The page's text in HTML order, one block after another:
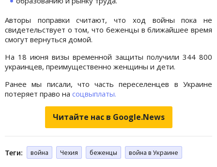
Авторы поправки считают, что ход войны пока не
свидетельствует о том, что беженцы в ближайшее время
смогут вернуться домой.
На 18 июня визы временной защиты получили 344 800
украинцев, преимущественно женщины и дети.
Ранее мы писали, что часть переселенцев в Украине
потеряет право на соцвыплаты.
Читайте нас в Google.News
Теги: война Чехия беженцы война в Украине